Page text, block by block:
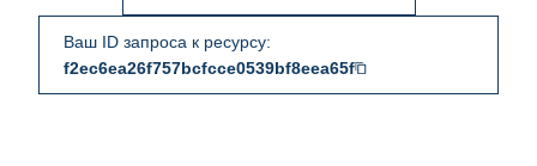
Ваш ID запроса к ресурсу:
f2ec6ea26f757bcfcce0539bf8eea65f